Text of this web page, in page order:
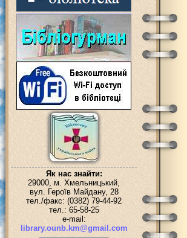
Як нас знайти:
29000, м. Хмельницький,
вул. Героїв Майдану, 28
тел./факс: (0382) 79-44-92
тел.: 65-58-25
e-mail:
library.ounb.km@gmail.com